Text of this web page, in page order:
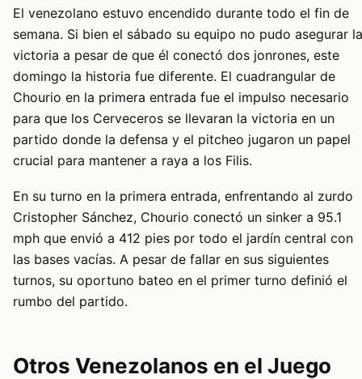
El venezolano estuvo encendido durante todo el fin de
semana. Si bien el sábado su equipo no pudo asegurar la
victoria a pesar de que él conectó dos jonrones, este
domingo la historia fue diferente. El cuadrangular de
Chourio en la primera entrada fue el impulso necesario
para que los Cerveceros se llevaran la victoria en un
partido donde la defensa y el pitcheo jugaron un papel
crucial para mantener a raya a los Filis.
En su turno en la primera entrada, enfrentando al zurdo
Cristopher Sánchez, Chourio conectó un sinker a 95.1
mph que envió a 412 pies por todo el jardín central con
las bases vacías. A pesar de fallar en sus siguientes
turnos, su oportuno bateo en el primer turno definió el
rumbo del partido.
Otros Venezolanos en el Juego